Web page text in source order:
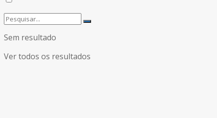
Sem resultado
Ver todos os resultados